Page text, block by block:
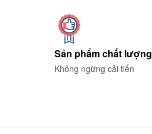
Sản phẩm chất lượng
Không ngừng cải tiến